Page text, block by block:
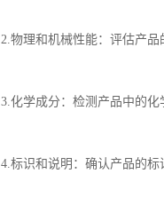
2.物理和机械性能：评估产品
3.化学成分：检测产品中的化
4.标识和说明：确认产品的